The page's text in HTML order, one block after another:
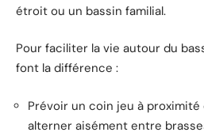
étroit ou un bassin familial.
Pour faciliter la vie autour du
font la différence :
Prévoir un coin jeu à
alterner aisément entre